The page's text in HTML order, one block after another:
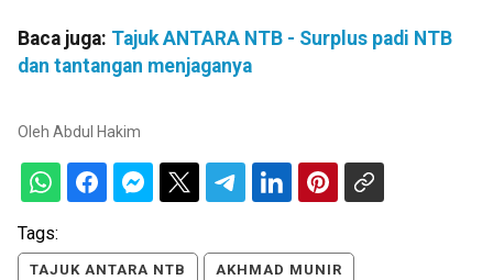
Baca juga: Tajuk ANTARA NTB - Surplus padi NTB
dan tantangan menjaganya
Oleh Abdul Hakim
Tags:
TAJUK ANTARA NTB AKHMAD MUNIR